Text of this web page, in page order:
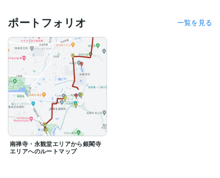
ポートフォリオ 一覧を見る
南禅寺・永観堂エリアから銀閣寺
エリアへのルートマップ